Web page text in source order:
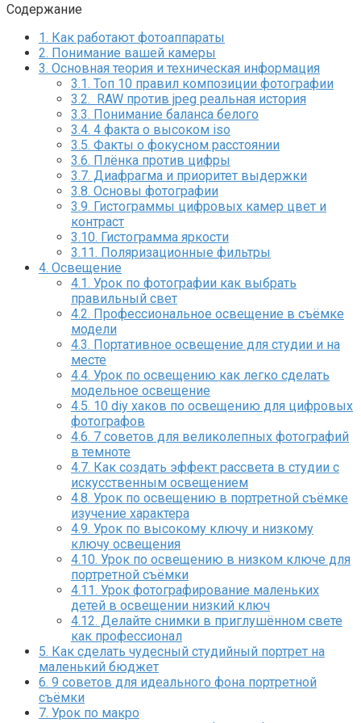
Содержание
1. Как работают фотоаппараты
2. Понимание вашей камеры
3. Основная теория и техническая информация
3.1. Топ 10 правил композиции фотографии
3.2. RAW против jpeg реальная история
3.3. Понимание баланса белого
3.4. 4 факта о высоком iso
3.5. Факты о фокусном расстоянии
3.6. Плёнка против цифры
3.7. Диафрагма и приоритет выдержки
3.8. Основы фотографии
3.9. Гистограммы цифровых камер цвет и
контраст
3.10. Гистограмма яркости
3.11. Поляризационные фильтры
4. Освещение
4.1. Урок по фотографии как выбрать
правильный свет
4.2. Профессиональное освещение в съёмке
модели
4.3. Портативное освещение для студии и на
месте
4.4. Урок по освещению как легко сделать
модельное освещение
4.5. 10 diy хаков по освещению для цифровых
фотографов
4.6. 7 советов для великолепных фотографий
в темноте
4.7. Как создать эффект рассвета в студии с
искусственным освещением
4.8. Урок по освещению в портретной съёмке
изучение характера
4.9. Урок по высокому ключу и низкому
ключу освещения
4.10. Урок по освещению в низком ключе для
портретной съёмки
4.11. Урок фотографирование маленьких
детей в освещении низкий ключ
4.12. Делайте снимки в приглушённом свете
как профессионал
5. Как сделать чудесный студийный портрет на
маленький бюджет
6. 9 советов для идеального фона портретной
съёмки
7. Урок по макро